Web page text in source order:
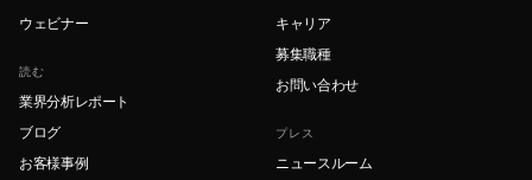
ウェビナー
読む
業界分析レポート
ブログ
お客様事例
キャリア
募集職種
お問い合わせ
プレス
ニュースルーム